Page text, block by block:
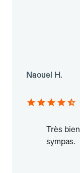
Naouel H.
Très
sympas.